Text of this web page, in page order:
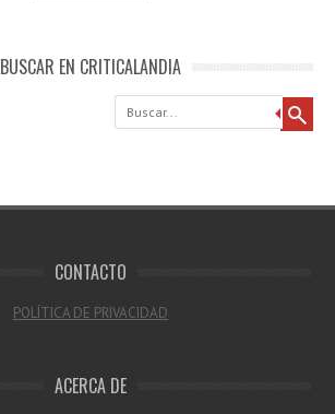
BUSCAR EN CRITICALANDIA
Buscar
CONTACTO
POLÍTICA DE PRIVACIDAD
ACERCA DE